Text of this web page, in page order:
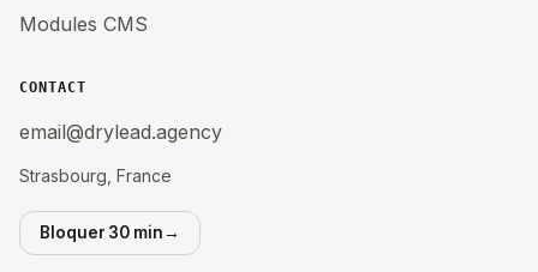
Modules CMS
CONTACT
email@drylead.agency
Strasbourg, France
Bloquer 30 min→